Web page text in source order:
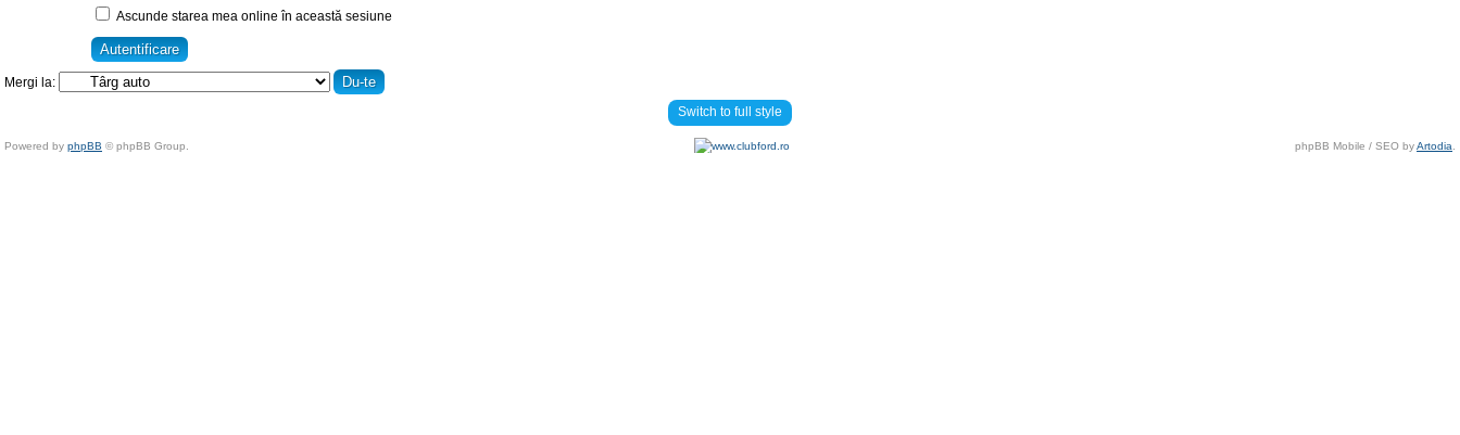
Ascunde starea mea online în această sesiune
Mergi la:
Switch to full style
Powered by phpBB © phpBB Group. phpBB Mobile / SEO byArtodia